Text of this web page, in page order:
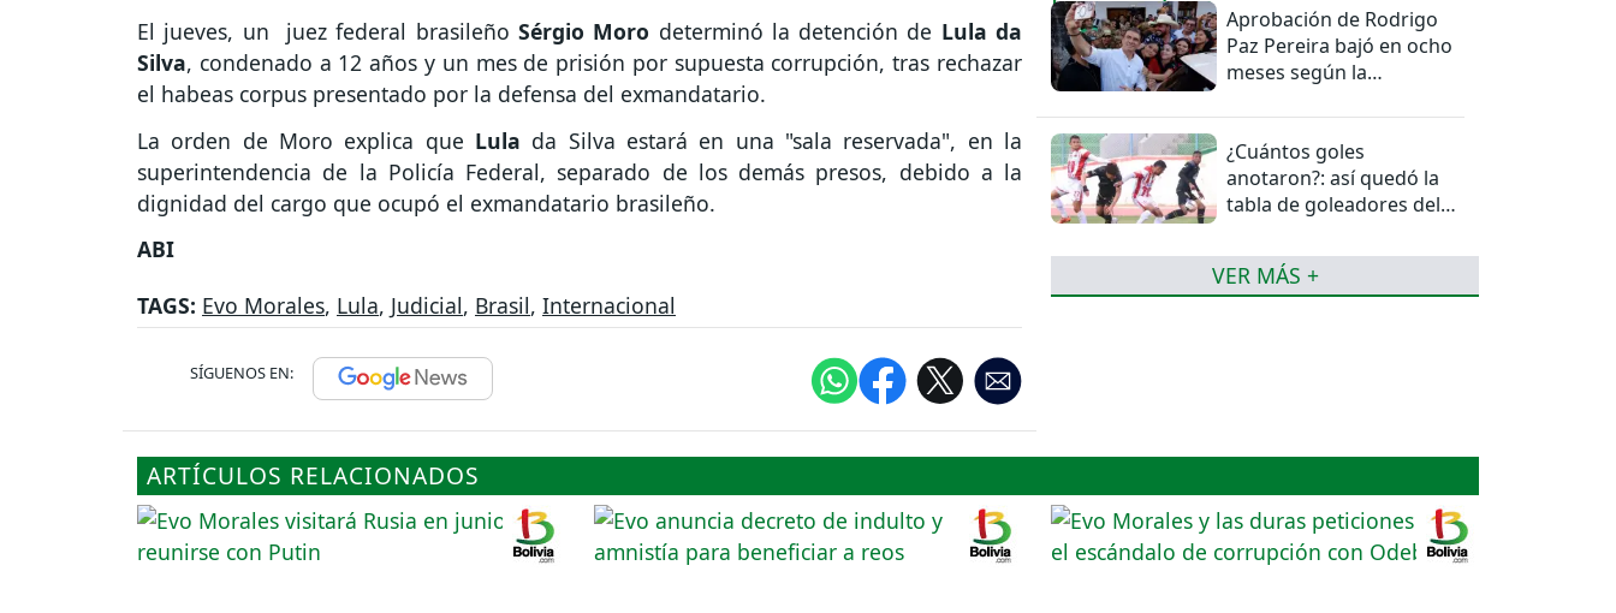
El jueves, un juez federal brasileño Sérgio Moro determinó la detención de Lula da
Silva, condenado a 12 años y un mes de prisión por supuesta corrupción, tras rechazar
el habeas corpus presentado por la defensa del exmandatario.
La orden de Moro explica que Lula da Silva estará en una "sala reservada", en la
superintendencia de la Policía Federal, separado de los demás presos, debido a la
dignidad del cargo que ocupó el exmandatario brasileño.
ABI
TAGS: Evo Morales, Lula, Judicial, Brasil, Internacional
SÍGUENOS EN:
Aprobación de Rodrigo
Paz Pereira bajó en ocho
meses según la
¿Cuántos goles
anotaron?: así quedó la
tabla de goleadores del
VER MÁS +
ARTÍCULOS RELACIONADOS